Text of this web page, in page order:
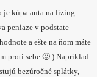
je kúpa auta na lízing
peniaze v podstate
a ešte na ňom máte
proti sebe 🙂 ) Napríklad
bezúročné splátky,